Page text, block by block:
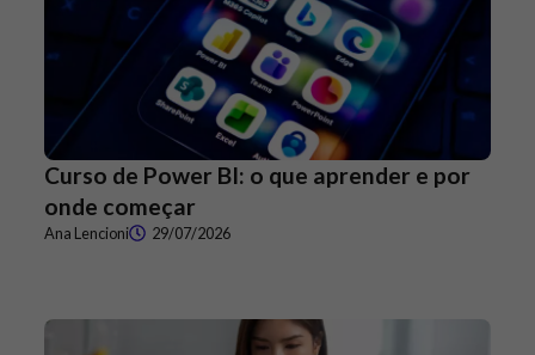
Curso de Power BI: o que aprender e por
onde começar
Ana Lencioni 29/07/2026